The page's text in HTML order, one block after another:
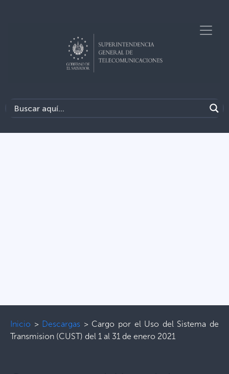
Inicio > Descargas > Cargo por el Uso del Sistema de
Transmision (CUST) del 1 al 31 de enero 2021